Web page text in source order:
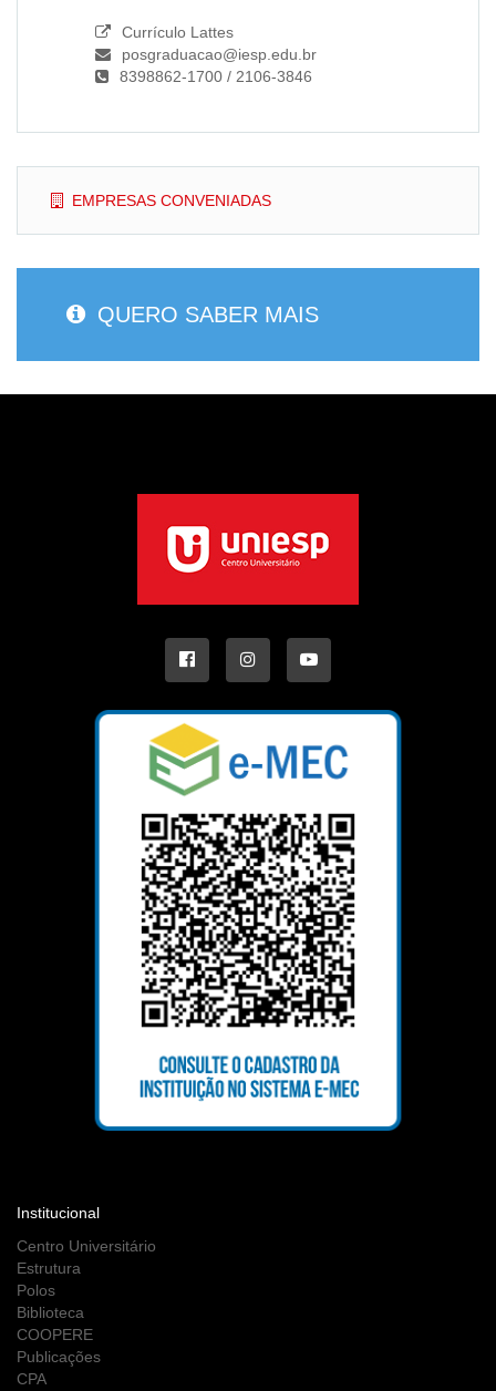
Currículo Lattes
posgraduacao@iesp.edu.br
8398862-1700 / 2106-3846
EMPRESAS CONVENIADAS
QUERO SABER MAIS
Institucional
Centro Universitário
Estrutura
Polos
Biblioteca
COOPERE
Publicações
CPA